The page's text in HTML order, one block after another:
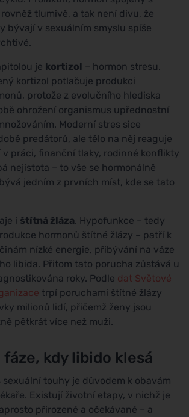
tlumivě, a tak není divu, že
bývají v sexuálním smyslu spíše
je kortizol – hormon stresu.
kortizol potlačuje produkci
protože z evolučního hlediska
ohrožení organismus upřednostní
Moderní stres sice
predátorů, ale tělo na něj reaguje
v práci, finanční tlaky, rodinné konflikty
nejistota – to vše se hormonálně
jedním z prvních míst, kde se tato
i štítná žláza. Hypofunkce – tedy
hormonů štítné žlázy – patří k
nízké energie, přibývání na váze
libida. Přitom tato porucha zůstává u
roky. Podle dat Světové
trpí poruchami štítné žlázy
milionů lidí, přičemž ženy jsou
pětkrát více než muži.
kdy libido klesá
sexuální touhy je důvodem k obavám
Existují životní etapy, v nichž je
přirozené a očekávané – a